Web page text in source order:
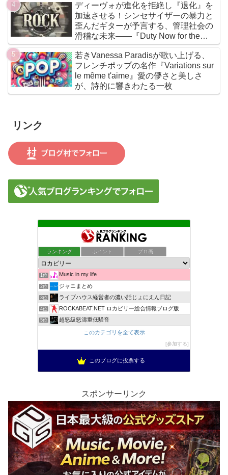
ディーヴォが進化を拒絶し『退化』を
加速させる！シンセサイザーの暴力と
歪んだギターが予言する、管理社会の
滑稽な未来――『Duty Now for the
Future』こそがニューウェイヴの真実
である
若きVanessa Paradisが歌い上げる、
フレンチポップの名作『Variations sur
le même t'aime』愛の儚さと美しさ
が、詩的に響きわたる一枚
リンク
ランキング ポイント ブロ画
1位 Music in my life
2位 ジャニまとめ
3位 ライブハウス経営者の濃い話じょにえん日記
4位 ROCKABEAT.NET ロカビリー総合情報ブログ版
5位 超怒級怒濤重低騒音
このカテゴリを全て表示
参加する
このブログに投票する
スポンサーリンク